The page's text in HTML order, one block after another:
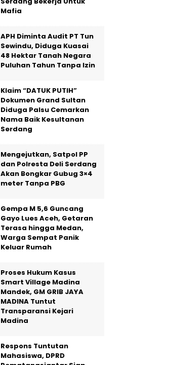
Mafia
APH Diminta Audit PT Tun
Sewindu, Diduga Kuasai
48 Hektar Tanah Negara
Puluhan Tahun Tanpa Izin
Klaim “DATUK PUTIH”
Dokumen Grand Sultan
Diduga Palsu Cemarkan
Nama Baik Kesultanan
Serdang
Mengejutkan, Satpol PP
dan Polresta Deli Serdang
Akan Bongkar Gubug 3×4
meter Tanpa PBG
Gempa M 5,6 Guncang
Gayo Lues Aceh, Getaran
Terasa hingga Medan,
Warga Sempat Panik
Keluar Rumah
Proses Hukum Kasus
Smart Village Madina
Mandek, GM GRIB JAYA
MADINA Tuntut
Transparansi Kejari
Madina
Respons Tuntutan
Mahasiswa, DPRD